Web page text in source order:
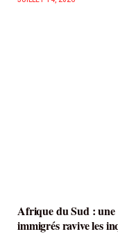
Afrique du Sud : une
immigrés ravive les